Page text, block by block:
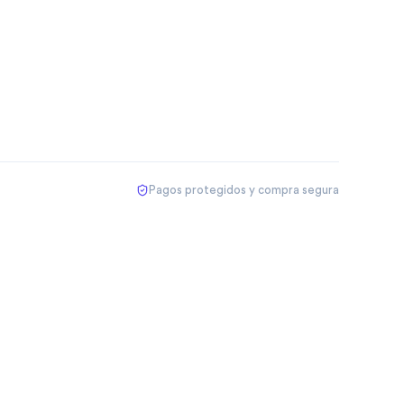
Pagos protegidos y compra segura